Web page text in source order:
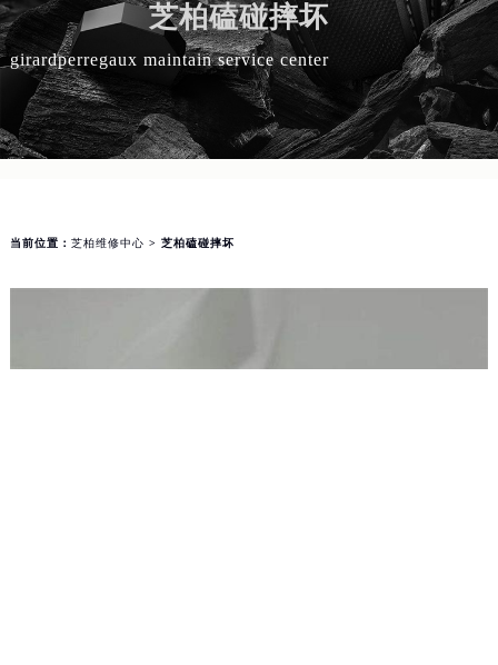
芝柏磕碰摔坏
girardperregaux maintain service center
当前位置： 芝柏维修中心 > 芝柏磕碰摔坏